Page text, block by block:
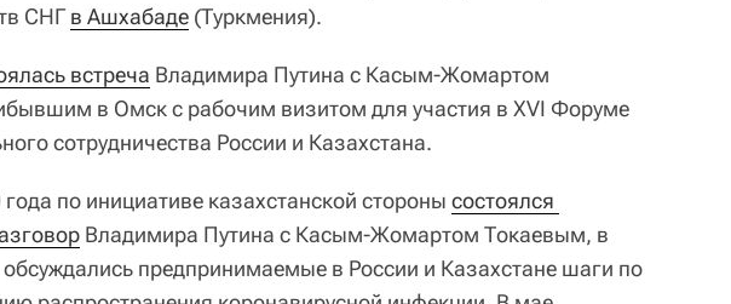
СНГ в Ашхабаде (Туркмения).
встреча Владимира Путина с Касым-Жомартом
в Омск с рабочим визитом для участия в XVI Форуме
сотрудничества России и Казахстана.
по инициативе казахстанской стороны состоялся
Владимира Путина с Касым-Жомартом Токаевым, в
обсуждались предпринимаемые в России и Казахстане шаги по